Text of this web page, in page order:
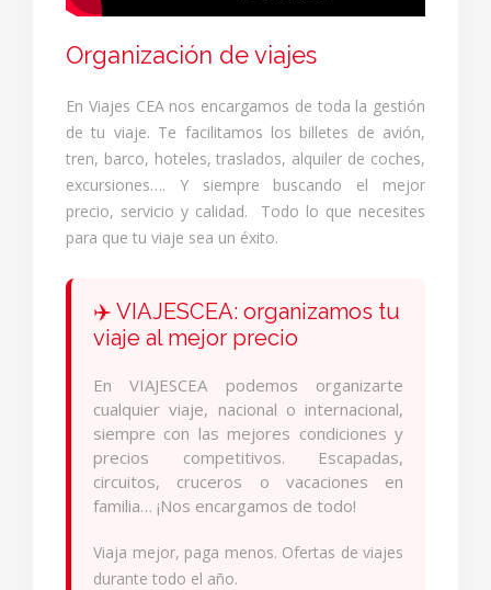
Organización de viajes
En Viajes CEA nos encargamos de toda la gestión
de tu viaje. Te facilitamos los billetes de avión,
tren, barco, hoteles, traslados, alquiler de coches,
excursiones…. Y siempre buscando el mejor
precio, servicio y calidad. Todo lo que necesites
para que tu viaje sea un éxito.
✈️ VIAJESCEA: organizamos tu
viaje al mejor precio
En VIAJESCEA podemos organizarte
cualquier viaje, nacional o internacional,
siempre con las mejores condiciones y
precios competitivos. Escapadas,
circuitos, cruceros o vacaciones en
familia… ¡Nos encargamos de todo!
Viaja mejor, paga menos. Ofertas de viajes
durante todo el año.